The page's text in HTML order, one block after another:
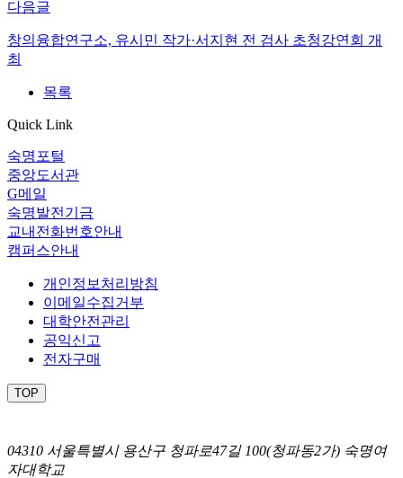
다음글
창의융합연구소, 유시민 작가·서지현 전 검사 초청강연회 개
최
목록
Quick Link
숙명포털
중앙도서관
G메일
숙명발전기금
교내전화번호안내
캠퍼스안내
개인정보처리방침
이메일수집거부
대학안전관리
공익신고
전자구매
TOP
04310 서울특별시 용산구 청파로47길 100(청파동2가) 숙명여
자대학교